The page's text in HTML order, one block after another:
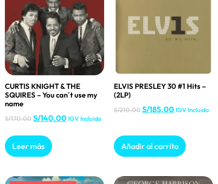
CURTIS KNIGHT & THE
SQUIRES – You can´t use my
name
S/170.00S/140.00 IGV Incluido
Leer más
ELVIS PRESLEY 30 #1 Hits –
(2LP)
S/210.00S/185.00 IGV Incluido
Añadir al carrito